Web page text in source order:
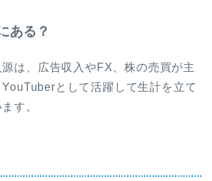
ある？
は、広告収入やFX、株の売買が主
として活躍して生計を立て
す。